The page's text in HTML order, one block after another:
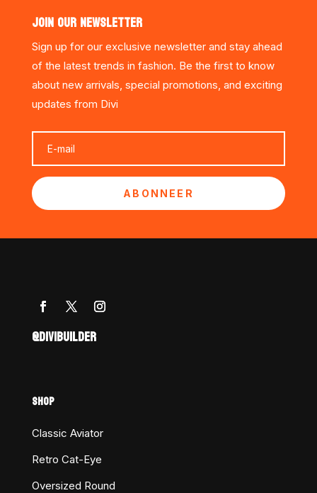
JOIN OUR NEWSLETTER
Sign up for our exclusive newsletter and stay ahead
of the latest trends in fashion. Be the first to know
about new arrivals, special promotions, and exciting
updates from Divi
ABONNEER
@DIVIBUILDER
SHOP
Classic Aviator
Retro Cat-Eye
Oversized Round